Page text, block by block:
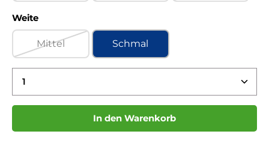
Weiteauswählen
Mittel Schmal
Produkt Anzahl: Gib den gewünschten Wert
In den Warenkorb